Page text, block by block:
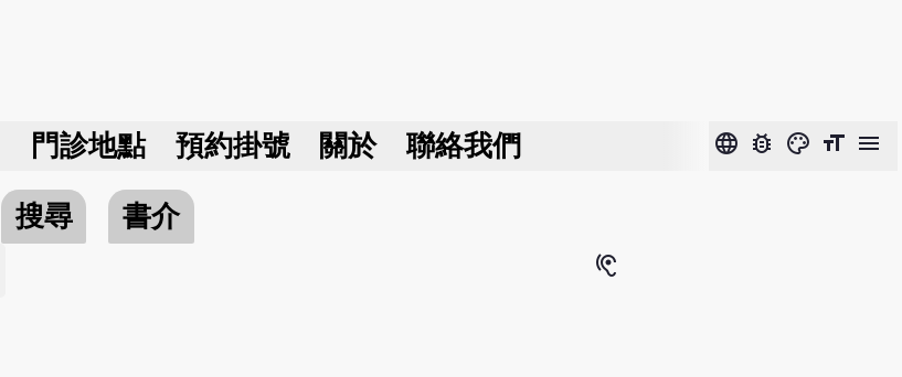
門診地點 預約掛號 關於 聯絡我們 language bug_report color_lens format_size menu
搜尋
書介
hearing